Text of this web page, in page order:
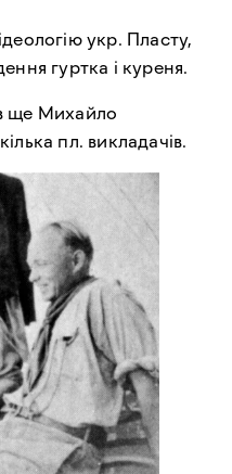
укр. Пласту,
гуртка і куреня.
ще Михайло
пл. викладачів.